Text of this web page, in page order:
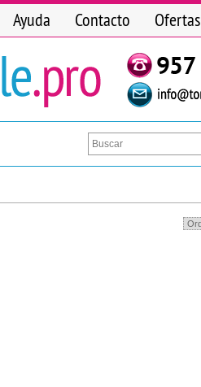
Ayuda Contacto Ofertas